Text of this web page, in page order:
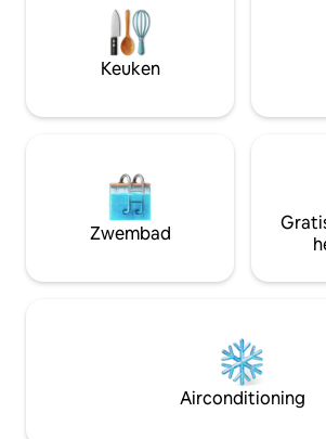
uit om het tempo van het dagelijks
leven even achter je te laten en weer in
contact te komen met wat er echt toe
doet: rust, natuur en stilte.
Keuken
Zwembad
Airconditioning